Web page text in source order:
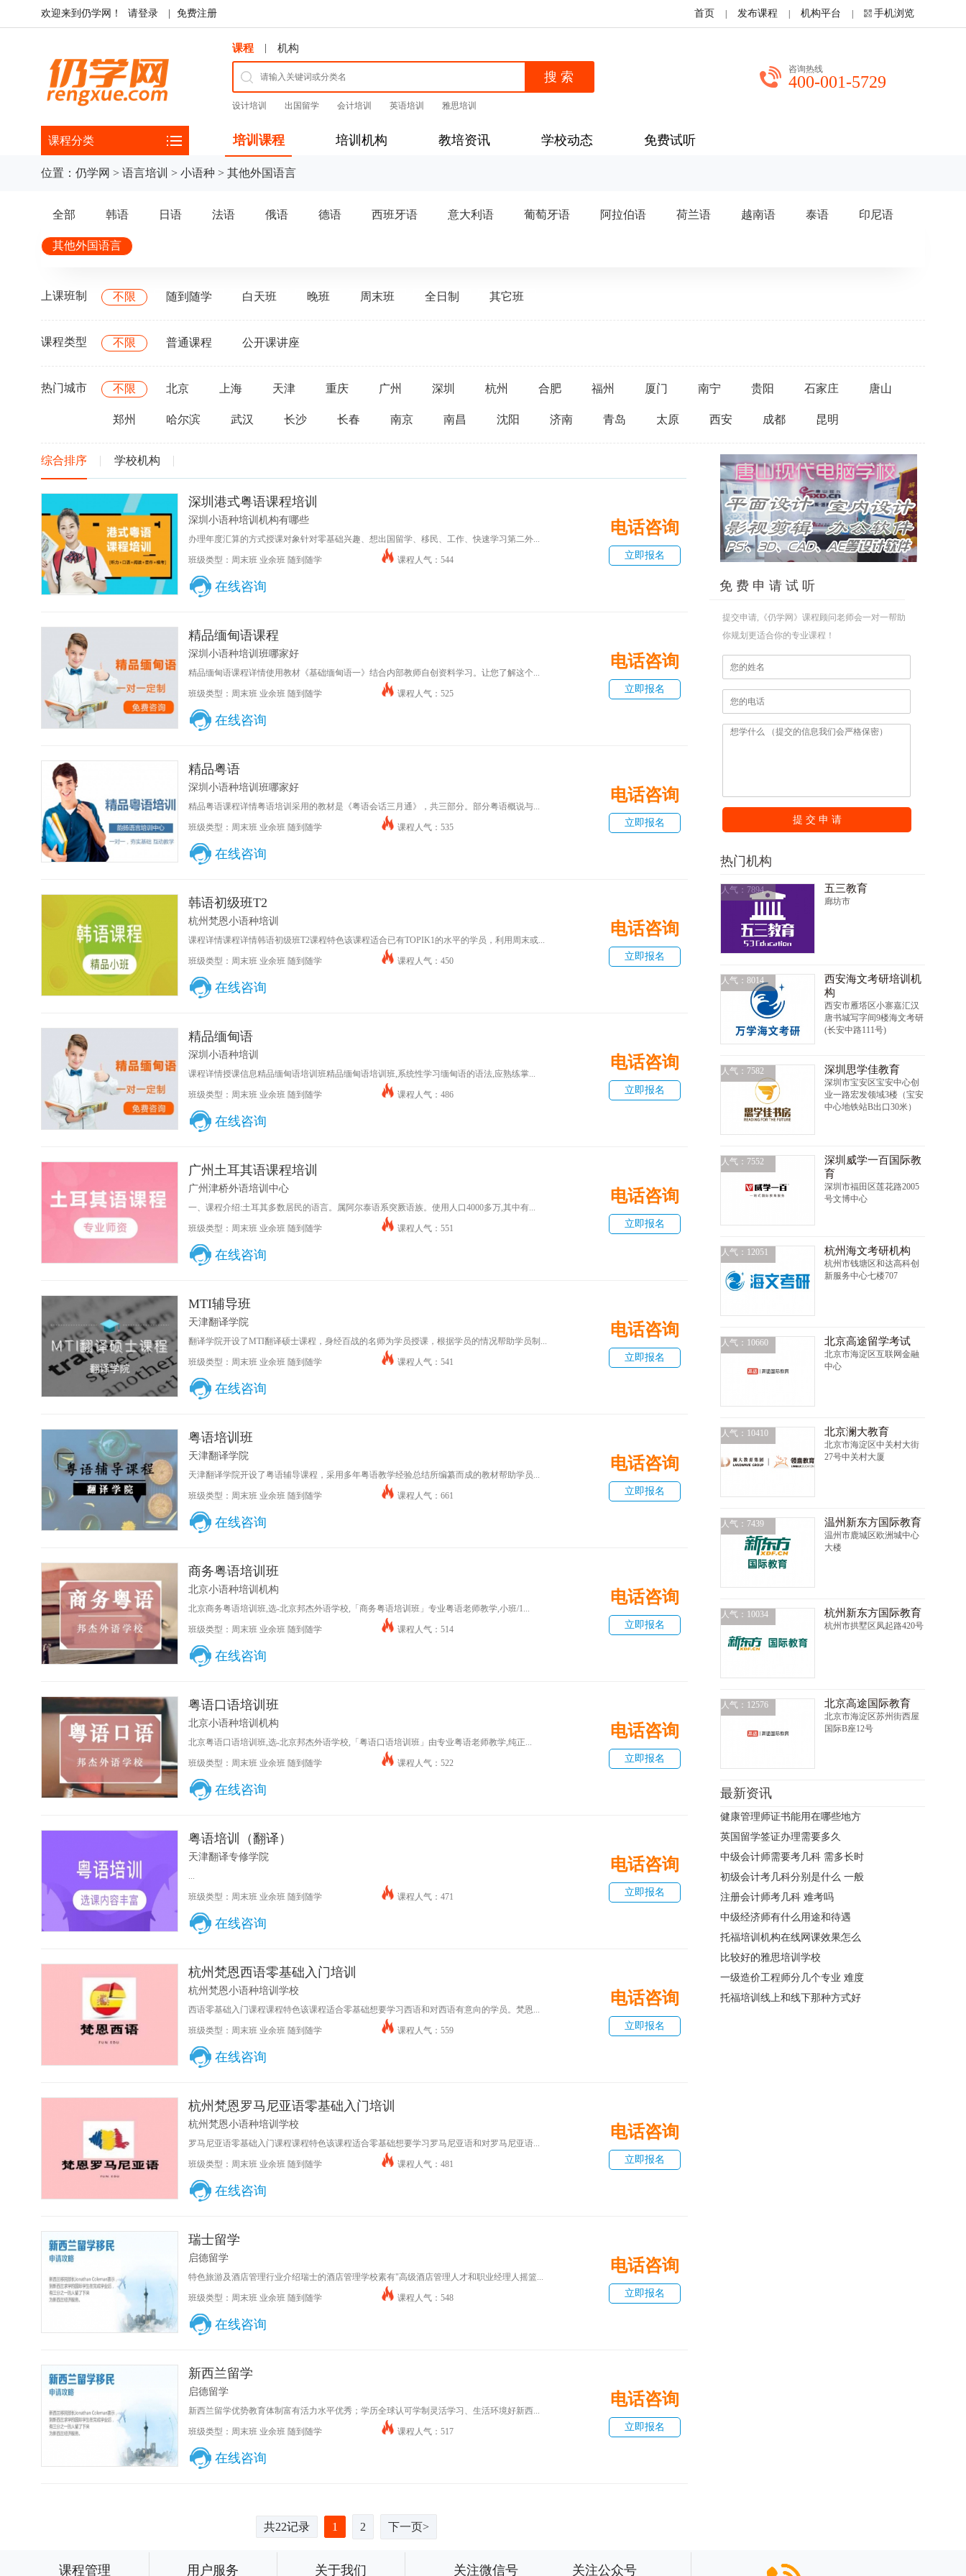
欢迎来到仍学网！ 请登录 免费注册 首页 发布课程 机构平台 手机浏览
课程 | 机构
设计培训 出国留学 会计培训 英语培训 雅思培训
咨询热线
400-001-5729
课程分类 培训课程 培训机构 教培资讯 学校动态 免费试听
位置： 仍学网 > 语言培训 > 小语种 > 其他外国语言
全部 韩语 日语 法语 俄语 德语 西班牙语 意大利语 葡萄牙语 阿拉伯语 荷兰语 越南语 泰语 印尼语
其他外国语言
上课班制 不限 随到随学 白天班 晚班 周末班 全日制 其它班
课程类型 不限 普通课程 公开课讲座
热门城市 不限 北京 上海 天津 重庆 广州 深圳 杭州 合肥 福州 厦门 南宁 贵阳 石家庄 唐山
郑州 哈尔滨 武汉 长沙 长春 南京 南昌 沈阳 济南 青岛 太原 西安 成都 昆明
综合排序 学校机构
深圳港式粤语课程培训
深圳小语种培训机构有哪些
办理年度汇算的方式授课对象针对零基础兴趣、想出国留学、移民、工作、快速学习第二外...
班级类型：周末班 业余班 随到随学 课程人气：544
在线咨询
电话咨询
立即报名
精品缅甸语课程
深圳小语种培训班哪家好
精品缅甸语课程详情使用教材《基础缅甸语一》结合内部教师自创资料学习。让您了解这个...
班级类型：周末班 业余班 随到随学 课程人气：525
在线咨询
电话咨询
立即报名
精品粤语
深圳小语种培训班哪家好
精品粤语课程详情粤语培训采用的教材是《粤语会话三月通》，共三部分。部分粤语概说与...
班级类型：周末班 业余班 随到随学 课程人气：535
在线咨询
电话咨询
立即报名
韩语初级班T2
杭州梵恩小语种培训
课程详情课程详情韩语初级班T2课程特色该课程适合已有TOPIK1的水平的学员，利用周末或...
班级类型：周末班 业余班 随到随学 课程人气：450
在线咨询
电话咨询
立即报名
精品缅甸语
深圳小语种培训
课程详情授课信息精品缅甸语培训班精品缅甸语培训班,系统性学习缅甸语的语法,应熟练掌...
班级类型：周末班 业余班 随到随学 课程人气：486
在线咨询
电话咨询
立即报名
广州土耳其语课程培训
广州津桥外语培训中心
一、课程介绍:土耳其多数居民的语言。属阿尔泰语系突厥语族。使用人口4000多万,其中有...
班级类型：周末班 业余班 随到随学 课程人气：551
在线咨询
电话咨询
立即报名
MTI辅导班
天津翻译学院
翻译学院开设了MTI翻译硕士课程，身经百战的名师为学员授课，根据学员的情况帮助学员制...
班级类型：周末班 业余班 随到随学 课程人气：541
在线咨询
电话咨询
立即报名
粤语培训班
天津翻译学院
天津翻译学院开设了粤语辅导课程，采用多年粤语教学经验总结所编纂而成的教材帮助学员...
班级类型：周末班 业余班 随到随学 课程人气：661
在线咨询
电话咨询
立即报名
商务粤语培训班
北京小语种培训机构
北京商务粤语培训班,选-北京邦杰外语学校,「商务粤语培训班」专业粤语老师教学,小班/1...
班级类型：周末班 业余班 随到随学 课程人气：514
在线咨询
电话咨询
立即报名
粤语口语培训班
北京小语种培训机构
北京粤语口语培训班,选-北京邦杰外语学校,「粤语口语培训班」由专业粤语老师教学,纯正...
班级类型：周末班 业余班 随到随学 课程人气：522
在线咨询
电话咨询
立即报名
粤语培训（翻译）
天津翻译专修学院
...
班级类型：周末班 业余班 随到随学 课程人气：471
在线咨询
电话咨询
立即报名
杭州梵恩西语零基础入门培训
杭州梵恩小语种培训学校
西语零基础入门课程课程特色该课程适合零基础想要学习西语和对西语有意向的学员。梵恩...
班级类型：周末班 业余班 随到随学 课程人气：559
在线咨询
电话咨询
立即报名
杭州梵恩罗马尼亚语零基础入门培训
杭州梵恩小语种培训学校
罗马尼亚语零基础入门课程课程特色该课程适合零基础想要学习罗马尼亚语和对罗马尼亚语...
班级类型：周末班 业余班 随到随学 课程人气：481
在线咨询
电话咨询
立即报名
瑞士留学
启德留学
特色旅游及酒店管理行业介绍瑞士的酒店管理学校素有"高级酒店管理人才和职业经理人摇篮...
班级类型：周末班 业余班 随到随学 课程人气：548
在线咨询
电话咨询
立即报名
新西兰留学
启德留学
新西兰留学优势教育体制富有活力水平优秀；学历全球认可学制灵活学习、生活环境好新西...
班级类型：周末班 业余班 随到随学 课程人气：517
在线咨询
电话咨询
立即报名
共22记录 1 2 下一页>
免 费 申 请 试 听
提交申请,《仍学网》课程顾问老师会一对一帮助
你规划更适合你的专业课程！
提 交 申 请
热门机构
人气：7894 五三教育
廊坊市
人气：8014
西安海文考研培训机
构
西安市雁塔区小寨嘉汇汉
唐书城写字间9楼海文考研
(长安中路111号)
人气：7582 深圳思学佳教育
深圳市宝安区宝安中心创
业一路宏发领域3楼（宝安
中心地铁站B出口30米）
人气：7552
深圳威学一百国际教
育
深圳市福田区莲花路2005
号文博中心
人气：12051 杭州海文考研机构
杭州市钱塘区和达高科创
新服务中心七楼707
人气：10660 北京高途留学考试
北京市海淀区互联网金融
中心
人气：10410 北京澜大教育
北京市海淀区中关村大街
27号中关村大厦
人气：7439 温州新东方国际教育
温州市鹿城区欧洲城中心
大楼
人气：10034 杭州新东方国际教育
杭州市拱墅区凤起路420号
人气：12576 北京高途国际教育
北京市海淀区苏州街西屋
国际B座12号
最新资讯
健康管理师证书能用在哪些地方
英国留学签证办理需要多久
中级会计师需要考几科 需多长时
初级会计考几科分别是什么 一般
注册会计师考几科 难考吗
中级经济师有什么用途和待遇
托福培训机构在线网课效果怎么
比较好的雅思培训学校
一级造价工程师分几个专业 难度
托福培训线上和线下那种方式好
课程管理 用户服务 关于我们 关注微信号 关注公众号